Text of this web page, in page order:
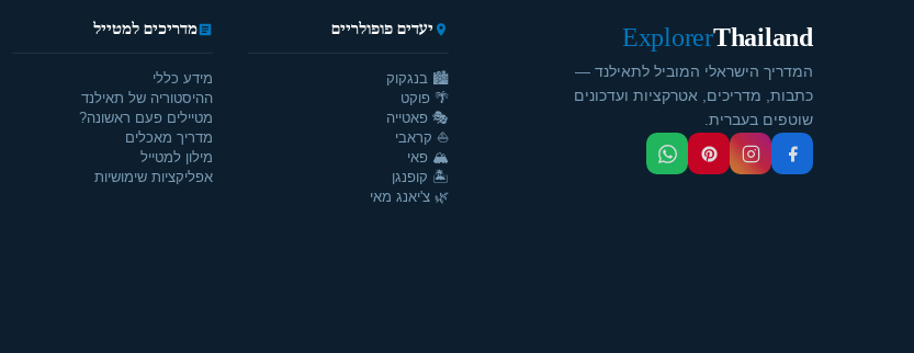
Thailand
Explorer
המדריך הישראלי המוביל לתאילנד —
כתבות, מדריכים, אטרקציות ועדכונים
שוטפים בעברית.
יעדים פופולריים
🏙️ בנגקוק
🌴 פוקט
🎭 פאטייה
⛵ קראבי
🏔️ פאי
🏝️ קופנגן
🌿 צ'יאנג מאי
מדריכים למטייל
מידע כללי
ההיסטוריה של תאילנד
מטיילים פעם ראשונה?
מדריך מאכלים
מילון למטייל
אפליקציות שימושיות